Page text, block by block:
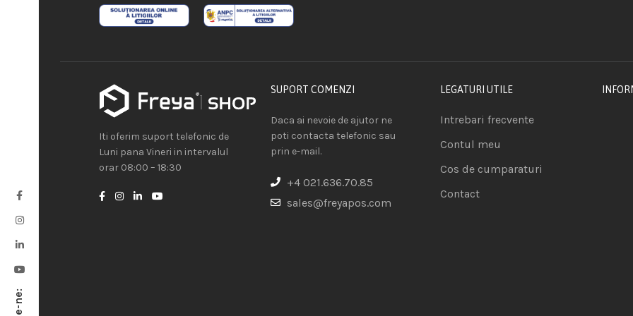
Iti oferim suport telefonic de
Luni pana Vineri in intervalul
orar 08:00 – 18:30
SUPORT COMENZI
Daca ai nevoie de ajutor ne
poti contacta telefonic sau
prin e-mail.
+4 021.636.70.85
sales@freyapos.com
LEGATURI UTILE
Intrebari frecvente
Contul meu
Cos de cumparaturi
Contact